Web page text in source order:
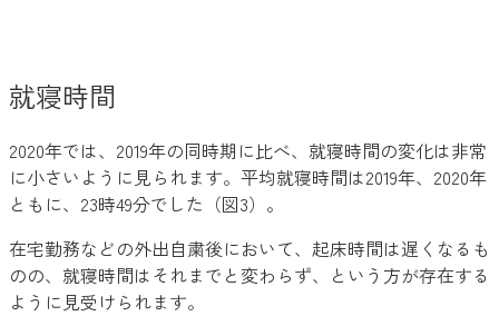
就寝時間
2020年では、2019年の同時期に比べ、就寝時間の変化は非常
に小さいように見られます。平均就寝時間は2019年、2020年
ともに、23時49分でした（図3）。
在宅勤務などの外出自粛後において、起床時間は遅くなるも
のの、就寝時間はそれまでと変わらず、という方が存在する
ように見受けられます。